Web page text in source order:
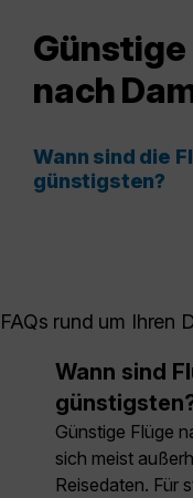
Günstige
nach
Wann sind die
günstigsten?
FAQs rund um Ihren
Wann sind
Günstige Flüge
sich meist
Reisedaten. Für